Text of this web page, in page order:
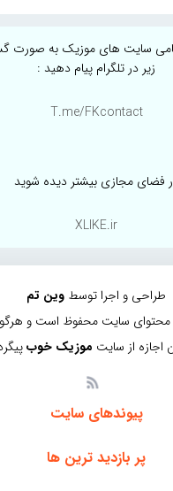
سایت های موزیک به صورت
زیر در تلگرام پیام دهید :
T.me/FKcontact
فضای مجازی بیشتر دیده شوید
XLIKE.ir
طراحی و اجرا توسط وین تم
محتوای سایت محفوظ است و
اجازه از سایت موزیک خوب
پیوندهای سایت
پر بازدید ترین ها